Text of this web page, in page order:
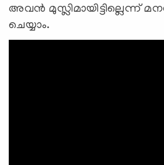
അവന്‍ മുസ്ലിമായിട്ടില്ലെന്ന്
ചെയ്യാം.